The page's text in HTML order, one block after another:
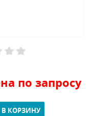
по запросу
КОРЗИНУ